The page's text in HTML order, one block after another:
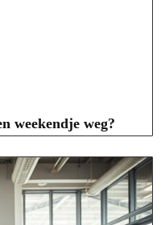
weekendje weg?